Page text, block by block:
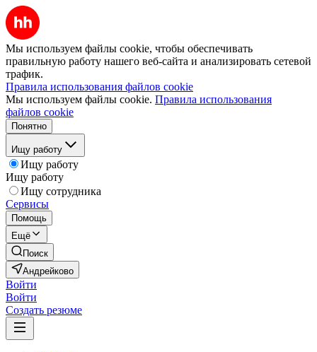
Мы используем файлы cookie, чтобы обеспечивать
правильную работу нашего веб-сайта и анализировать сетевой
трафик.
Правила использования файлов cookie
Мы используем файлы cookie. Правила использования
файлов cookie
Понятно
Ищу работу
Ищу работу
Ищу работу
Ищу сотрудника
Сервисы
Помощь
Ещё
Поиск
Андрейково
Войти
Войти
Создать резюме